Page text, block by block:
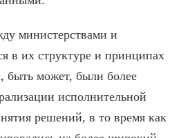
министерствами и
в их структуре и принципах
быть может, были более
исполнительной
решений, в то время как